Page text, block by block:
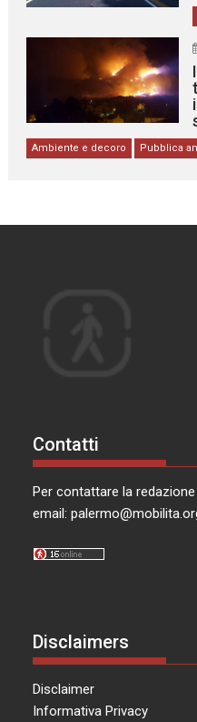
Ambiente e decoro Pubblica
Contatti
Per contattare la redazione
email:
Disclaimers
Disclaimer
Informativa Privacy